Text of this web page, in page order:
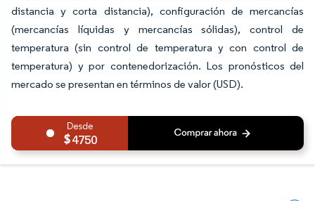
distancia y corta distancia), configuración de mercancías
(mercancías líquidas y mercancías sólidas), control de
temperatura (sin control de temperatura y con control de
temperatura) y por contenedorización. Los pronósticos del
mercado se presentan en términos de valor (USD).
4750